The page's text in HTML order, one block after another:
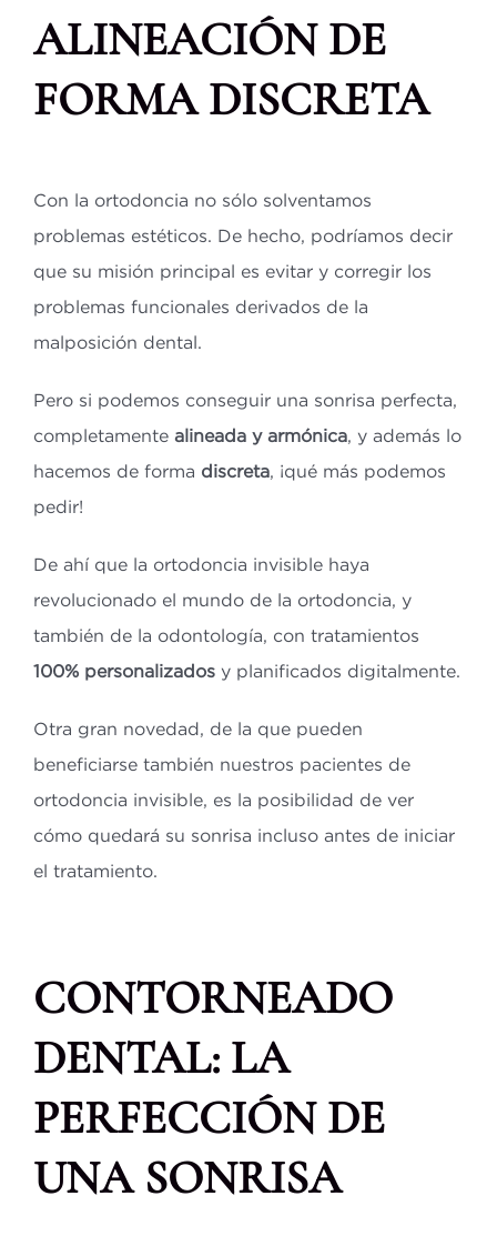
ALINEACIÓN DE
FORMA DISCRETA
Con la ortodoncia no sólo solventamos
problemas estéticos. De hecho, podríamos decir
que su misión principal es evitar y corregir los
problemas funcionales derivados de la
malposición dental.
Pero si podemos conseguir una sonrisa perfecta,
completamente alineada y armónica, y además lo
hacemos de forma discreta, ¡qué más podemos
pedir!
De ahí que la ortodoncia invisible haya
revolucionado el mundo de la ortodoncia, y
también de la odontología, con tratamientos
100% personalizados y planificados digitalmente.
Otra gran novedad, de la que pueden
beneficiarse también nuestros pacientes de
ortodoncia invisible, es la posibilidad de ver
cómo quedará su sonrisa incluso antes de iniciar
el tratamiento.
CONTORNEADO
DENTAL: LA
PERFECCIÓN DE
UNA SONRISA